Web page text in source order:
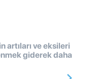
artıları ve eksileri
giderek daha